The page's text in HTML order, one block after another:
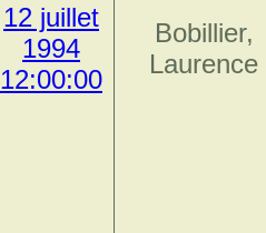
12 juillet
1994
12:00:00
Bobillier,
Laurence